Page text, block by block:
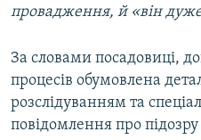
провадження, й «він
За словами посадовиці,
процесів обумовлена
розслідуванням та
повідомлення про